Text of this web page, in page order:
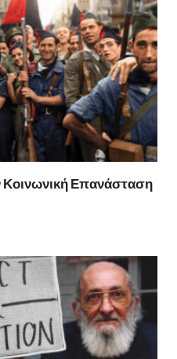
Κοινωνική Επανάσταση